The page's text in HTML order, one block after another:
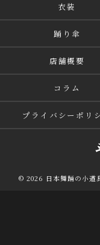
衣装
踊り傘
店舗概要
コラム
プライバシーポリ
© 2026 日本舞踊の小